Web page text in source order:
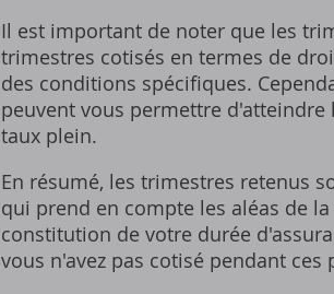
Il est important de noter que les
trimestres cotisés en termes de
des conditions spécifiques.
peuvent vous permettre
taux plein.
En résumé‚ les trimestres retenus
qui prend en compte les aléas de
constitution de votre durée
vous n'avez pas cotisé pendant ces